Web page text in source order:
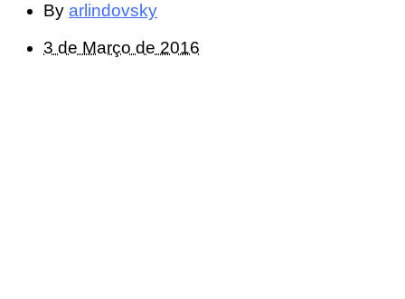
By arlindovsky
3 de Março de 2016